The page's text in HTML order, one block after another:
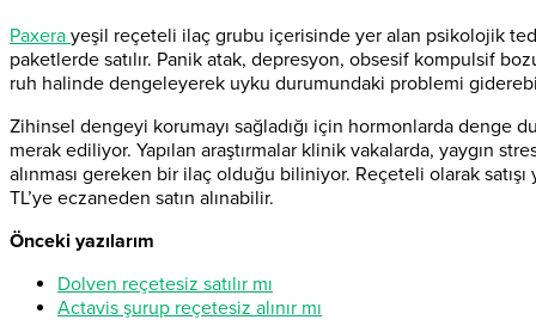
Paxera yeşil reçeteli ilaç grubu içerisinde yer alan psikolojik
paketlerde satılır. Panik atak, depresyon, obsesif kompulsif
ruh halinde dengeleyerek uyku durumundaki problemi
Zihinsel dengeyi korumayı sağladığı için hormonlarda denge
merak ediliyor. Yapılan araştırmalar klinik vakalarda, yaygın
alınması gereken bir ilaç olduğu biliniyor. Reçeteli olarak satışı
TL’ye eczaneden satın alınabilir.
Önceki yazılarım
Dolven reçetesiz satılır mı
Actavis şurup reçetesiz alınır mı